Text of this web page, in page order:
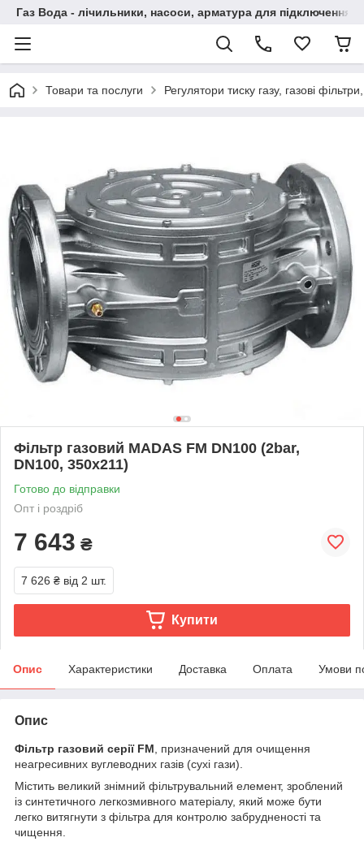
Газ Вода - лічильники, насоси, арматура для підключення,
Товари та послуги Регулятори тиску газу, газові фільтри,
Фільтр газовий MADAS FM DN100 (2bar,
DN100, 350x211)
Готово до відправки
Опт і роздріб
7 643 ₴
7 626 ₴ від 2 шт.
Купити
Опис Характеристики Доставка Оплата Умови
Опис
Фільтр газовий серії FM , призначений для очищення
неагресивних вуглеводних газів (сухі гази).
Містить великий знімний фільтрувальний елемент, зроблений
із синтетичного легкозмивного матеріалу, який може бути
легко витягнути з фільтра для контролю забрудненості та
чищення.